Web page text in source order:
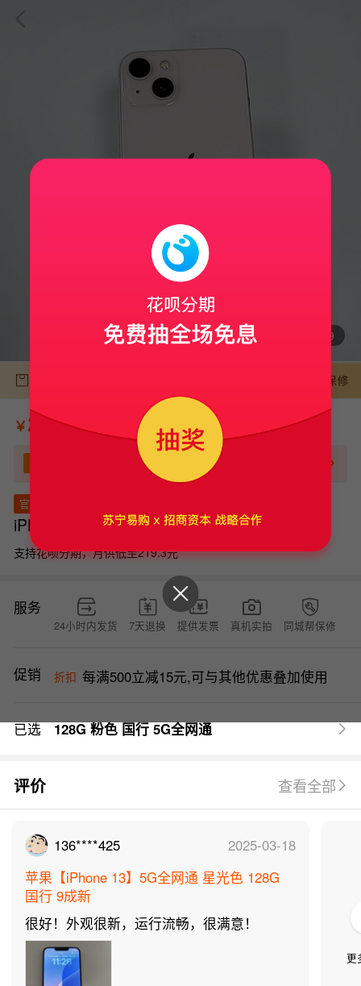
真机实拍 /9
￥
官方质检
iPhone 13
支持花呗分期，月供低至219.3元
服务
24小时内发货 7天退换 提供发票 真机实拍 同城帮保修
促销 折扣 每满500立减15元,可与其他优惠叠加使用
已选 128G 粉色 国行 5G全网通
评价 查看全部
136****425
2025-03-18
苹果【iPhone 13】5G全网通 星光色 128G
国行 9成新
很好！外观很新，运行流畅，很满意！
更